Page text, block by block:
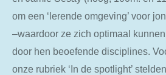
om een ‘lerende omgeving’ voor
–waardoor ze zich optimaal
door hen beoefende disciplines.
onze rubriek ‘In de spotlight’